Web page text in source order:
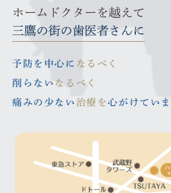
トランセントホワイトニングで「
る医院を目指して
患者さんが鏡を見て笑顔になり、 「や
っと早く来ればよかった」 そう感じて
供することが、本当の価値だと考えて
2026.07.28
院内インプラント座談会を開催し
研修医・勤務医の先生へ～
ハートフル歯科では、院内ドクターを
ん […]
最近、口元の印象が気になり始め
える人」は、肌だけでなく“歯”も
30代後半から40代になると、 鏡を見
その印象は肌だけではなく、口元が
ホームドクターを越えて
三鷹の街の歯医者さんに
予防を中心に なるべく
削らない なるべく
痛みの少ない 治療を心がけてい